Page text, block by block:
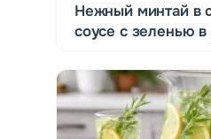
Нежный минтай в
соусе с зеленью в